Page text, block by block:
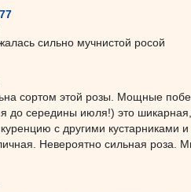
сильно мучнистой росой
сортом этой розы. Мощные
до середины июля!) это
с другими кустарниками
Невероятно сильная роза.